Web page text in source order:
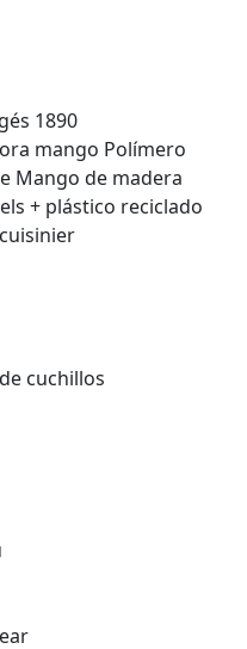
1890
mango Polímero
Mango de madera
+ plástico reciclado
cuchillos